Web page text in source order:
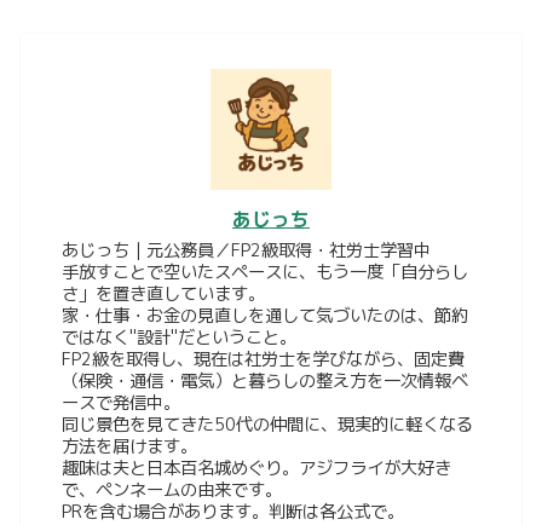
あじっち
あじっち｜元公務員／FP2級取得・社労士学習中
手放すことで空いたスペースに、もう一度「自分らし
さ」を置き直しています。
家・仕事・お金の見直しを通して気づいたのは、節約
ではなく"設計"だということ。
FP2級を取得し、現在は社労士を学びながら、固定費
（保険・通信・電気）と暮らしの整え方を一次情報ベ
ースで発信中。
同じ景色を見てきた50代の仲間に、現実的に軽くなる
方法を届けます。
趣味は夫と日本百名城めぐり。アジフライが大好き
で、ペンネームの由来です。
PRを含む場合があります。判断は各公式で。